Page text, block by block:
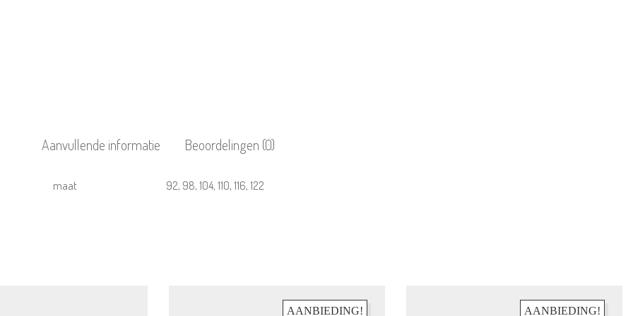
Aanvullende informatie Beoordelingen (0)
maat 92, 98, 104, 110, 116, 122
AANBIEDING! AANBIEDING!